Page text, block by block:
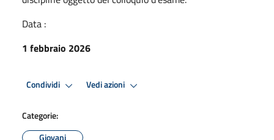
Data :
1 febbraio 2026
Condividi Vedi azioni
Categorie:
Giovani